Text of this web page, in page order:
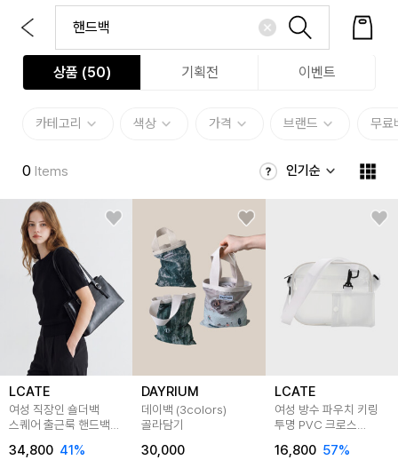
상품 (50) 기획전 이벤트
카테고리 색상 가격 브랜드 무료
0 Items 인기순
LCATE
여성 직장인 숄더백
스퀘어 출근룩 핸드백
34,800 41%
DAYRIUM
데이백 (3colors)
골라담기
30,000
LCATE
여성 방수 파우치 키링
투명 PVC 크로스
16,800 57%